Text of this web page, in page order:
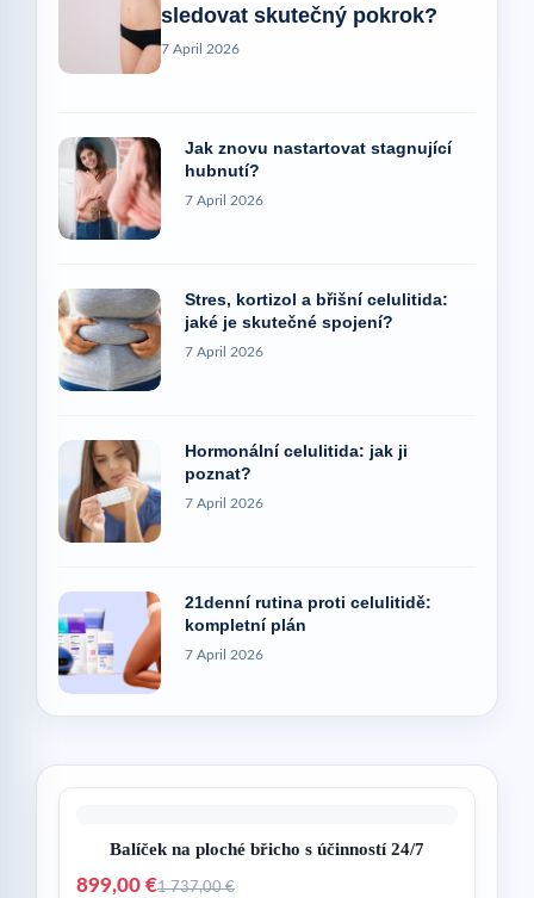
sledovat skutečný pokrok?
7 April 2026
Jak znovu nastartovat stagnující
hubnutí?
7 April 2026
Stres, kortizol a břišní celulitida:
jaké je skutečné spojení?
7 April 2026
Hormonální celulitida: jak ji
poznat?
7 April 2026
21denní rutina proti celulitidě:
kompletní plán
7 April 2026
Balíček na ploché břicho s účinností 24/7
899,00 €1 737,00 €